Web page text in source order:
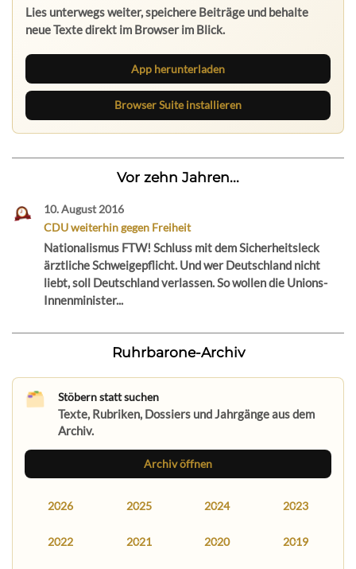
Lies unterwegs weiter, speichere Beiträge und behalte
neue Texte direkt im Browser im Blick.
App herunterladen
Browser Suite installieren
Vor zehn Jahren...
10. August 2016
CDU weiterhin gegen Freiheit
Nationalismus FTW! Schluss mit dem Sicherheitsleck
ärztliche Schweigepflicht. Und wer Deutschland nicht
liebt, soll Deutschland verlassen. So wollen die Unions-
Innenminister...
Ruhrbarone-Archiv
Stöbern statt suchen
Texte, Rubriken, Dossiers und Jahrgänge aus dem
Archiv.
Archiv öffnen
2026 2025 2024 2023
2022 2021 2020 2019